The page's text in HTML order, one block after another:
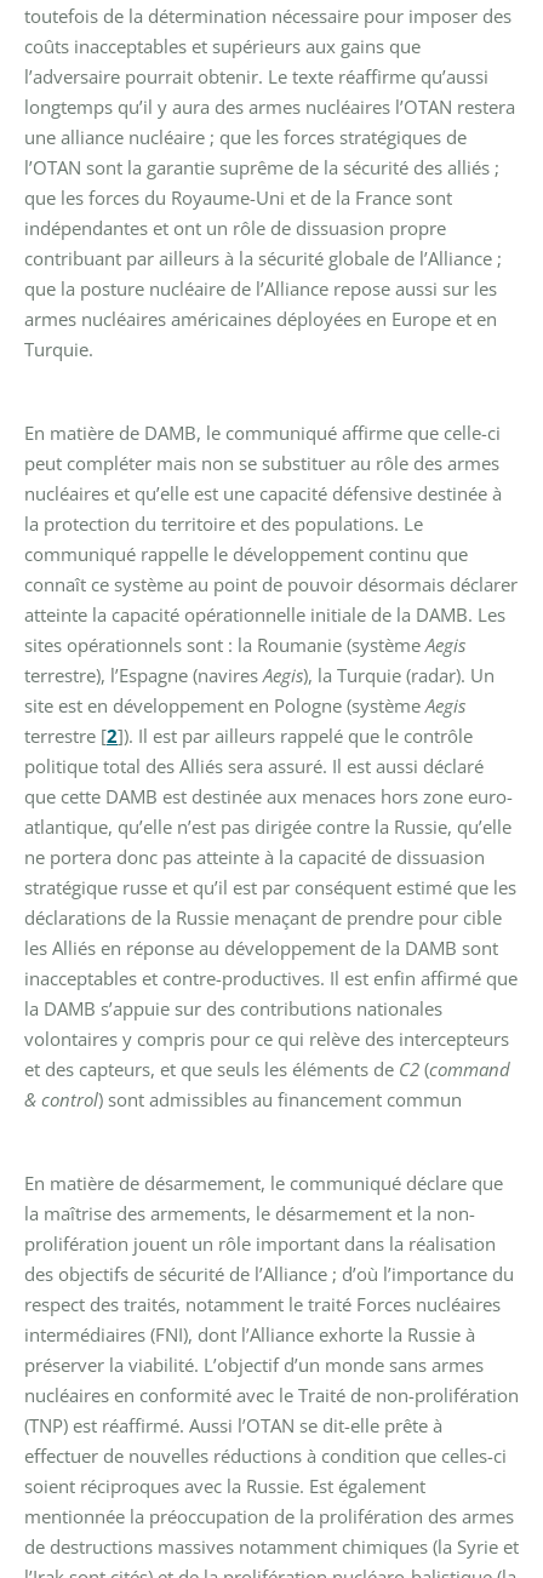
toutefois de la détermination nécessaire pour imposer des
coûts inacceptables et supérieurs aux gains que
l’adversaire pourrait obtenir. Le texte réaffirme qu’aussi
longtemps qu’il y aura des armes nucléaires l’OTAN restera
une alliance nucléaire ; que les forces stratégiques de
l’OTAN sont la garantie suprême de la sécurité des alliés ;
que les forces du Royaume-Uni et de la France sont
indépendantes et ont un rôle de dissuasion propre
contribuant par ailleurs à la sécurité globale de l’Alliance ;
que la posture nucléaire de l’Alliance repose aussi sur les
armes nucléaires américaines déployées en Europe et en
Turquie.
En matière de DAMB, le communiqué affirme que celle-ci
peut compléter mais non se substituer au rôle des armes
nucléaires et qu’elle est une capacité défensive destinée à
la protection du territoire et des populations. Le
communiqué rappelle le développement continu que
connaît ce système au point de pouvoir désormais déclarer
atteinte la capacité opérationnelle initiale de la DAMB. Les
sites opérationnels sont : la Roumanie (systèmeAegis
terrestre), l’Espagne (naviresAegis), la Turquie (radar). Un
site est en développement en Pologne (systèmeAegis
terrestre [2]). Il est par ailleurs rappelé que le contrôle
politique total des Alliés sera assuré. Il est aussi déclaré
que cette DAMB est destinée aux menaces hors zone euro-
atlantique, qu’elle n’est pas dirigée contre la Russie, qu’elle
ne portera donc pas atteinte à la capacité de dissuasion
stratégique russe et qu’il est par conséquent estimé que les
déclarations de la Russie menaçant de prendre pour cible
les Alliés en réponse au développement de la DAMB sont
inacceptables et contre-productives. Il est enfin affirmé que
la DAMB s’appuie sur des contributions nationales
volontaires y compris pour ce qui relève des intercepteurs
et des capteurs, et que seuls les éléments de C2 (command
& control) sont admissibles au financement commun
En matière de désarmement, le communiqué déclare que
la maîtrise des armements, le désarmement et la non-
prolifération jouent un rôle important dans la réalisation
des objectifs de sécurité de l’Alliance ; d’où l’importance du
respect des traités, notamment le traité Forces nucléaires
intermédiaires (FNI), dont l’Alliance exhorte la Russie à
préserver la viabilité. L’objectif d’un monde sans armes
nucléaires en conformité avec le Traité de non-prolifération
(TNP) est réaffirmé. Aussi l’OTAN se dit-elle prête à
effectuer de nouvelles réductions à condition que celles-ci
soient réciproques avec la Russie. Est également
mentionnée la préoccupation de la prolifération des armes
de destructions massives notamment chimiques (la Syrie et